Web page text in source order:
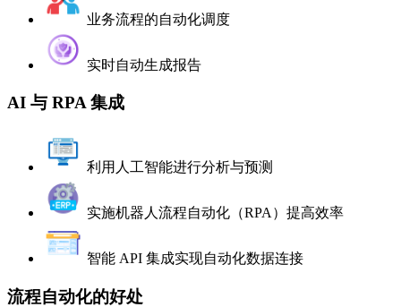
业务流程的自动化调度
实时自动生成报告
AI 与 RPA 集成
利用人工智能进行分析与预测
实施机器人流程自动化（RPA）提高效率
智能 API 集成实现自动化数据连接
流程自动化的好处